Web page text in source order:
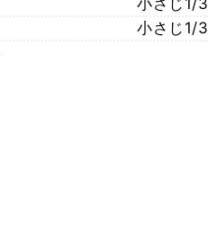
小さじ1/3
小さじ1/3